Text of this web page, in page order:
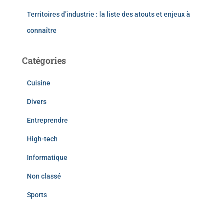
Territoires d’industrie : la liste des atouts et enjeux à
connaître
Catégories
Cuisine
Divers
Entreprendre
High-tech
Informatique
Non classé
Sports